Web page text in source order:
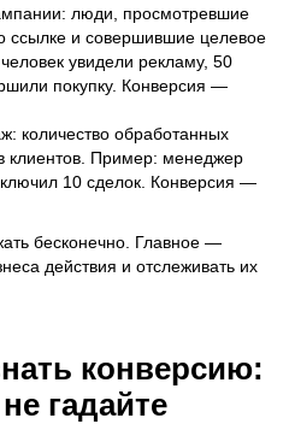
люди, просмотревшие
ссылке и совершившие целевое
увидели рекламу, 50
покупку. Конверсия —
количество обработанных
клиентов. Пример: менеджер
10 сделок. Конверсия —
бесконечно. Главное —
действия и отслеживать их
конверсию:
гадайте